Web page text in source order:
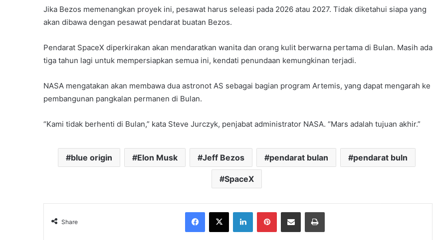
Jika Bezos memenangkan proyek ini, pesawat harus seleasi pada 2026 atau 2027. Tidak diketahui siapa yang
akan dibawa dengan pesawat pendarat buatan Bezos.
Pendarat SpaceX diperkirakan akan mendaratkan wanita dan orang kulit berwarna pertama di Bulan. Masih ada
tiga tahun lagi untuk mempersiapkan semua ini, kendati penundaan kemungkinan terjadi.
NASA mengatakan akan membawa dua astronot AS sebagai bagian program Artemis, yang dapat mengarah ke
pembangunan pangkalan permanen di Bulan.
“Kami tidak berhenti di Bulan,” kata Steve Jurczyk, penjabat administrator NASA. “Mars adalah tujuan akhir.”
blue origin Elon Musk Jeff Bezos pendarat bulan pendarat buln
SpaceX
Share
Facebook
X LinkedInPinterestShare via Email Print